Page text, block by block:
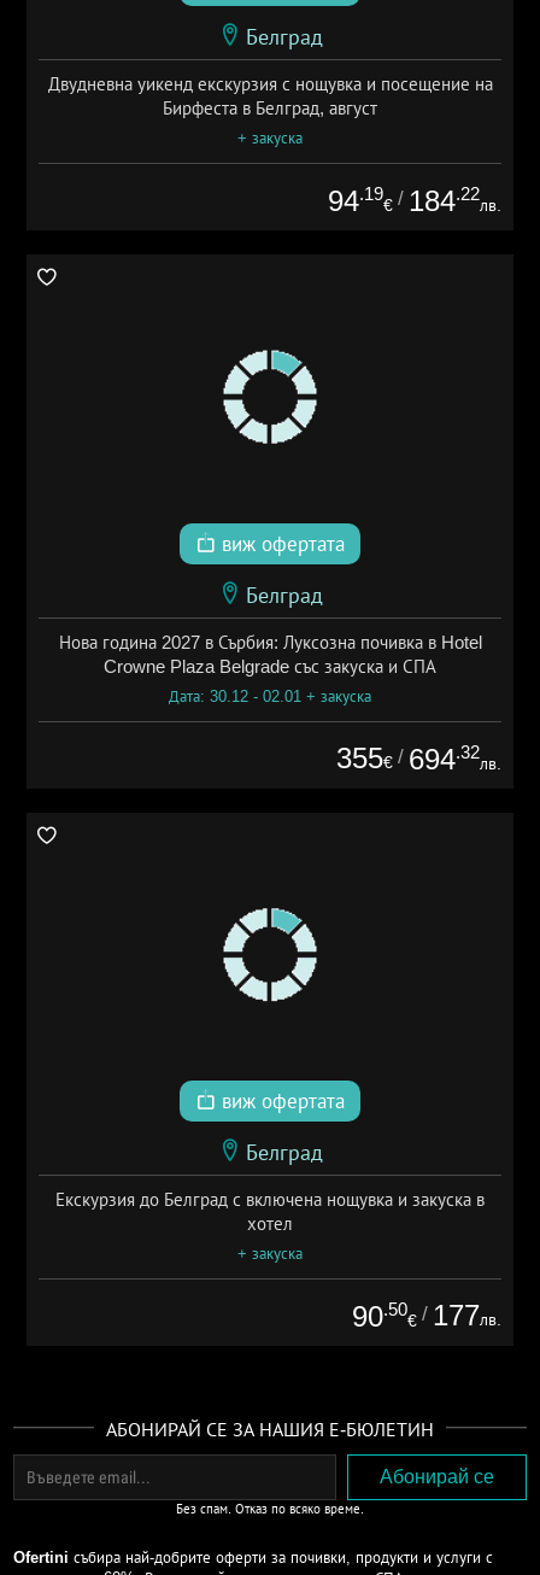
Белград
Двудневна уикенд екскурзия с нощувка и посещение на
Бирфеста в Белград, август
+ закуска
94.19
€ / 184.22
лв.
виж офертата
Белград
Нова година 2027 в Сърбия: Луксозна почивка в Hotel
Crowne Plaza Belgrade със закуска и СПА
Дата: 30.12 - 02.01 + закуска
355€ / 694.32
лв.
виж офертата
Белград
Екскурзия до Белград с включена нощувка и закуска в
хотел
+ закуска
90.50
€ / 177лв.
АБОНИРАЙ СЕ ЗА НАШИЯ Е-БЮЛЕТИН
Без спам. Отказ по всяко време.
Ofertini събира най-добрите оферти за почивки, продукти и услуги с